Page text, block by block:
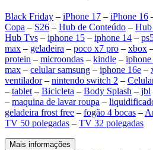
Black Friday – iPhone 17 – iPhone 16
Copa – S26 – Hub de Conteúdo – Hub
Hub Tvs – iphone 15 – iphone 14 –
max – geladeira – poco x7 pro – xbox
protein – microondas – kindle –
max – celular samsung – iphone 16e –
ventilador– nintendo switch 2 –
– tablet – Bicicleta – Body Splash – jbl
– maquina de lavar roupa –
geladeira frost free – fogão 4 bocas –
TV 50 polegadas – TV 32 polegadas
Mais informações